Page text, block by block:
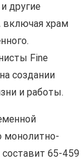
другие
включая храм
Fine
создании
и работы.
монолитно-
65-459